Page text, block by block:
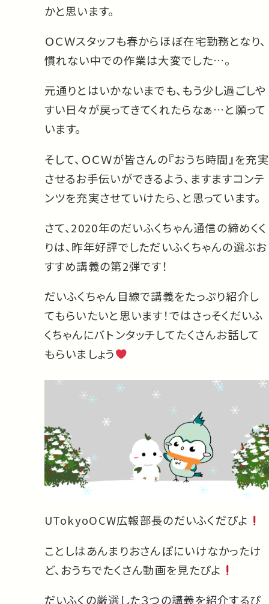
かと思います。
ＯＣＷスタッフも春からほぼ在宅勤務となり、
慣れない中での作業は大変でした…。
元通りとはいかないまでも、もう少し過ごしや
すい日々が戻ってきてくれたらなぁ…と願って
います。
そして、ＯＣＷが皆さんの『おうち時間』を充実
させるお手伝いができるよう、ますますコンテ
ンツを充実させていけたら、と思っています。
さて、2020年のだいふくちゃん通信の締めくく
りは、昨年好評でしただいふくちゃんの選ぶお
すすめ講義の第2弾です！
だいふくちゃん目線で講義をたっぷり紹介し
てもらいたいと思います！ではさっそくだいふ
くちゃんにバトンタッチしてたくさんお話して
もらいましょう
UTokyoOCW広報部長のだいふくだぴよ
ことしはあんまりおさんぽにいけなかったけ
ど、おうちでたくさん動画を見たぴよ
だいふくの厳選した３つの講義を紹介するぴ